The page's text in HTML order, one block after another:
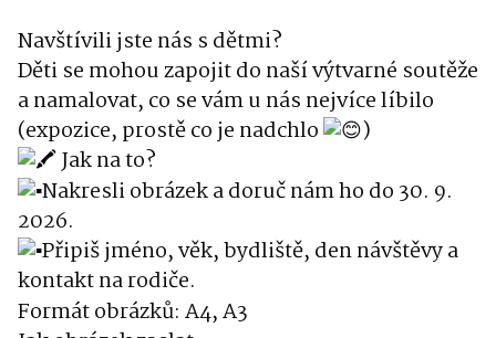
Navštívili jste nás s dětmi?
Děti se mohou zapojit do naší výtvarné soutěže
a namalovat, co se vám u nás nejvíce líbilo
(expozice, prostě co je nadchlo
)
Jak na to?
Nakresli obrázek a doruč nám ho do 30. 9.
2026.
Připiš jméno, věk, bydliště, den návštěvy a
kontakt na rodiče.
Formát obrázků: A4, A3